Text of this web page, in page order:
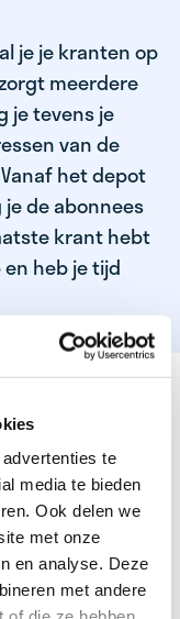
te
media te bieden
Ook delen we
met onze
en analyse. Deze
met andere
je je kranten op
meerdere
je tevens je
van de
het depot
de abonnees
krant hebt
heb je tijd
TOP
frisse lucht
bijverdient!
laatste nieuws